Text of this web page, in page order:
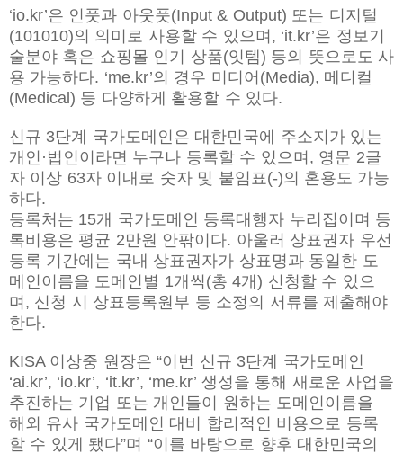
‘io.kr’은 인풋과 아웃풋(Input & Output) 또는 디지털
(101010)의 의미로 사용할 수 있으며, ‘it.kr’은 정보기
술분야 혹은 쇼핑몰 인기 상품(잇템) 등의 뜻으로도 사
용 가능하다. ‘me.kr’의 경우 미디어(Media), 메디컬
(Medical) 등 다양하게 활용할 수 있다.
신규 3단계 국가도메인은 대한민국에 주소지가 있는
개인·법인이라면 누구나 등록할 수 있으며, 영문 2글
자 이상 63자 이내로 숫자 및 붙임표(-)의 혼용도 가능
하다.
등록처는 15개 국가도메인 등록대행자 누리집이며 등
록비용은 평균 2만원 안팎이다. 아울러 상표권자 우선
등록 기간에는 국내 상표권자가 상표명과 동일한 도
메인이름을 도메인별 1개씩(총 4개) 신청할 수 있으
며, 신청 시 상표등록원부 등 소정의 서류를 제출해야
한다.
KISA 이상중 원장은 “이번 신규 3단계 국가도메인
‘ai.kr’, ‘io.kr’, ‘it.kr’, ‘me.kr’ 생성을 통해 새로운 사업을
추진하는 기업 또는 개인들이 원하는 도메인이름을
해외 유사 국가도메인 대비 합리적인 비용으로 등록
할 수 있게 됐다”며 “이를 바탕으로 향후 대한민국의